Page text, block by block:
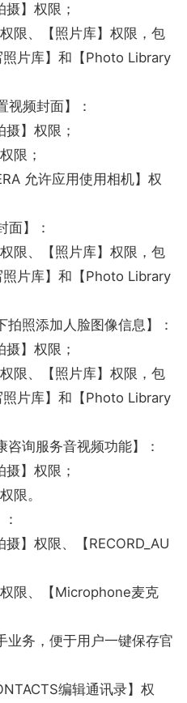
】权限；
限、【照片库】权限，包
片库】和【Photo Library
频封面】：
】权限；
限；
允许应用使用相机】权
面】：
限、【照片库】权限，包
片库】和【Photo Library
照添加人脸图像信息】：
】权限；
限、【照片库】权限，包
片库】和【Photo Library
询服务音视频功能】：
】权限；
限。
】权限、【RECORD_AU
限、【Microphone麦克
业务，便于用户一键保存官
编辑通讯录】权